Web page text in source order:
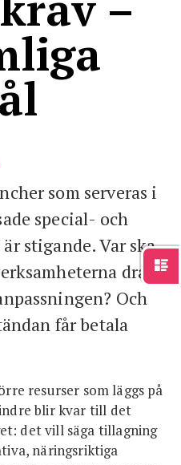
som serveras i
special- och
stigande. Var ska
dra
Och
får betala
resurser som läggs på
blir kvar till det
det vill säga tillagning
näringsriktiga